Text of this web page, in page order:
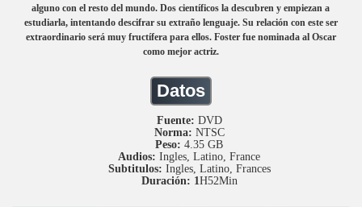
alguno con el resto del mundo. Dos científicos la descubren y empiezan a
estudiarla, intentando descifrar su extraño lenguaje. Su relación con este ser
extraordinario será muy fructífera para ellos. Foster fue nominada al Oscar
como mejor actriz.
Datos
Fuente: DVD
Norma: NTSC
Peso: 4.35 GB
Audios: Ingles, Latino, France
Subtitulos: Ingles, Latino, Frances
Duración: 1H52Min